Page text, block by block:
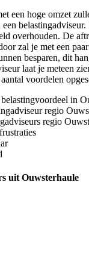
een hoge omzet
belastingadviseur.
overhouden. De
zal je met een
besparen, dit
laat je meteen
voordelen
in
regio
regio
uit Ouwsterhaule